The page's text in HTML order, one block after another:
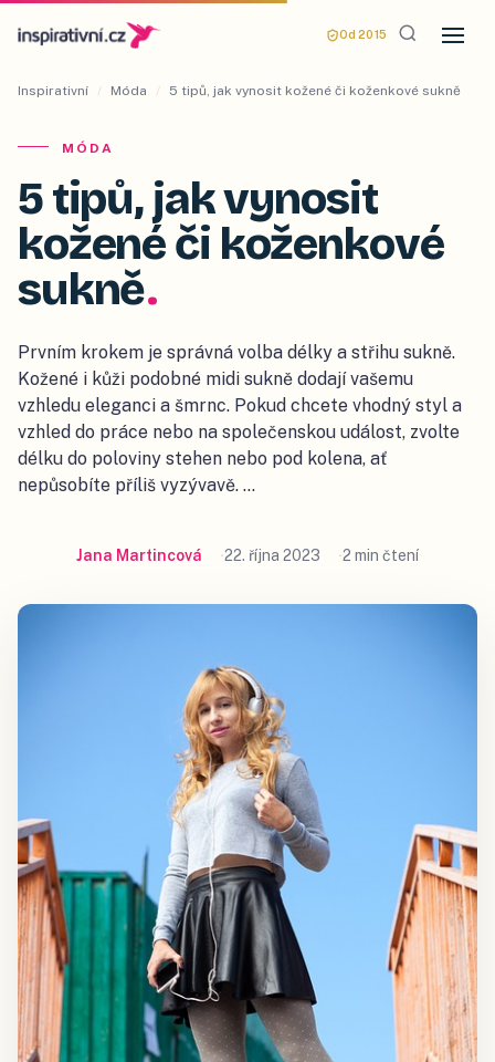
Od 2015
Inspirativní / Móda / 5 tipů, jak vynosit kožené či koženkové sukně
MÓDA
5 tipů, jak vynosit
kožené či koženkové
sukně.
Prvním krokem je správná volba délky a střihu sukně.
Kožené i kůži podobné midi sukně dodají vašemu
vzhledu eleganci a šmrnc. Pokud chcete vhodný styl a
vzhled do práce nebo na společenskou událost, zvolte
délku do poloviny stehen nebo pod kolena, ať
nepůsobíte příliš vyzývavě. …
Jana Martincová 22. října 2023 2 min čtení